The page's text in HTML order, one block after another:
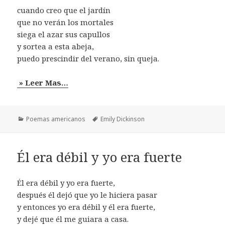
cuando creo que el jardín
que no verán los mortales
siega el azar sus capullos
y sortea a esta abeja,
puedo prescindir del verano, sin queja.
» Leer Mas…
Categorías
Poemas americanos Etiquetas
Emily Dickinson
Él era débil y yo era fuerte
Él era débil y yo era fuerte,
después él dejó que yo le hiciera pasar
y entonces yo era débil y él era fuerte,
y dejé que él me guiara a casa.